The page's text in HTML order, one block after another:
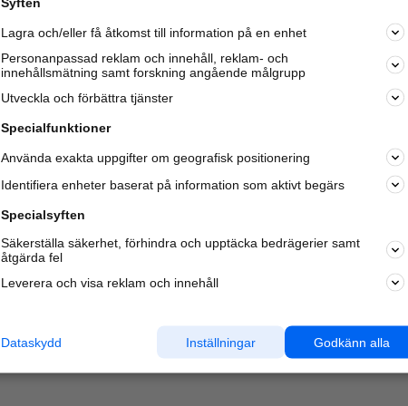
Varje vecka besöker du och 4 miljonerandra härliga
oss för att hitta rätt lokal information om företag,
Lagra och/eller få åtkomst till information på en enhet
Personanpassad reklam och innehåll, reklam- och
innehållsmätning samt forskning angående målgrupp
Utveckla och förbättra tjänster
Specialfunktioner
Använda exakta uppgifter om geografisk positionering
Identifiera enheter baserat på information som aktivt begärs
Specialsyften
Säkerställa säkerhet, förhindra och upptäcka bedrägerier samt
åtgärda fel
Leverera och visa reklam och innehåll
Godkänn alla
Inställningar
Dataskydd